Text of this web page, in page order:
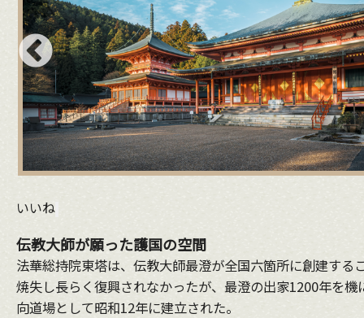
いいね
伝教大師が願った護国の空間
法華総持院東塔は、伝教大師最澄が全国六箇所に創建す
焼失し長らく復興されなかったが、最澄の出家1200年を
向道場として昭和12年に建立された。